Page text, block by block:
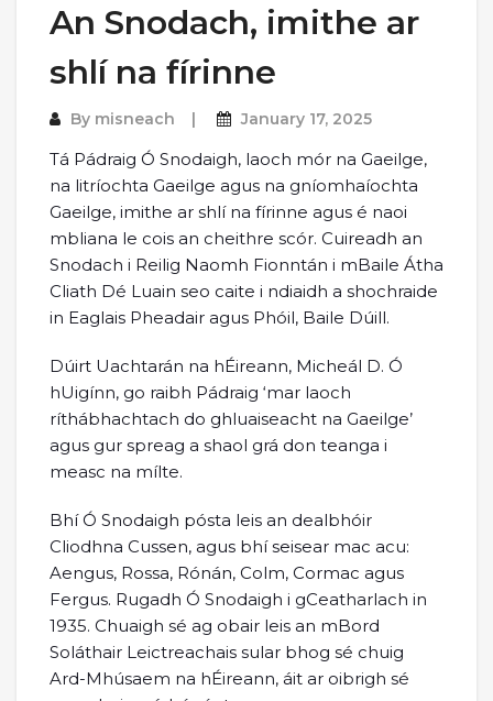
An Snodach, imithe ar
shlí na fírinne
By misneach January 17, 2025
Tá Pádraig Ó Snodaigh, laoch mór na Gaeilge,
na litríochta Gaeilge agus na gníomhaíochta
Gaeilge, imithe ar shlí na fírinne agus é naoi
mbliana le cois an cheithre scór. Cuireadh an
Snodach i Reilig Naomh Fionntán i mBaile Átha
Cliath Dé Luain seo caite i ndiaidh a shochraide
in Eaglais Pheadair agus Phóil, Baile Dúill.
Dúirt Uachtarán na hÉireann, Micheál D. Ó
hUigínn, go raibh Pádraig ‘mar laoch
ríthábhachtach do ghluaiseacht na Gaeilge’
agus gur spreag a shaol grá don teanga i
measc na mílte.
Bhí Ó Snodaigh pósta leis an dealbhóir
Cliodhna Cussen, agus bhí seisear mac acu:
Aengus, Rossa, Rónán, Colm, Cormac agus
Fergus. Rugadh Ó Snodaigh i gCeatharlach in
1935. Chuaigh sé ag obair leis an mBord
Soláthair Leictreachais sular bhog sé chuig
Ard-Mhúsaem na hÉireann, áit ar oibrigh sé